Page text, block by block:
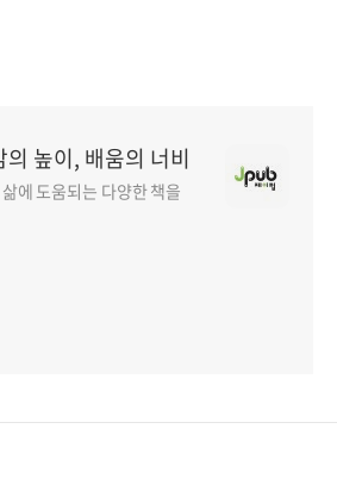
높이, 배움의 너비
에 도움되는 다양한 책을